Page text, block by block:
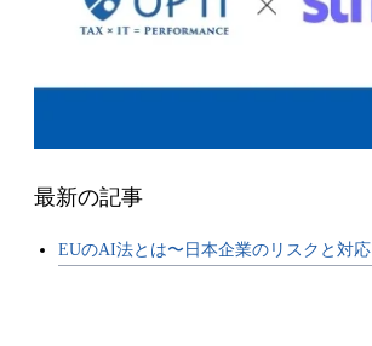
最新の記事
EUのAI法とは〜日本企業のリスクと対応